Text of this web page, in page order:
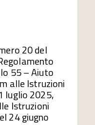
20 del
55 – Aiuto
alle Istruzioni
luglio 2025,
Istruzioni
24 giugno